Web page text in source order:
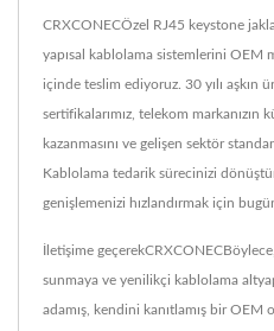
CRXCONECÖzel RJ45 keystone
yapısal kablolama sistemlerini OEM
içinde teslim ediyoruz. 30 yılı aşkın
sertifikalarımız, telekom markanızın
kazanmasını ve gelişen sektör
Kablolama tedarik sürecinizi
genişlemenizi hızlandırmak için
İletişime
sunmaya ve yenilikçi kablolama
adamış, kendini kanıtlamış bir OEM